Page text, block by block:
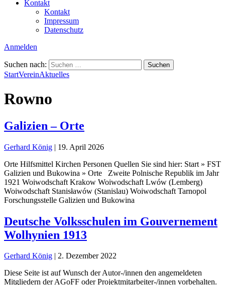
Kontakt
Kontakt
Impressum
Datenschutz
Anmelden
Suchen nach:
StartVereinAktuelles
Rowno
Galizien – Orte
Gerhard König | 19. April 2026
Orte Hilfsmittel Kirchen Personen Quellen Sie sind hier: Start » FST
Galizien und Bukowina » Orte Zweite Polnische Republik im Jahr
1921 Woiwodschaft Krakow Woiwodschaft Lwów (Lemberg)
Woiwodschaft Stanisławów (Stanislau) Woiwodschaft Tarnopol
Forschungsstelle Galizien und Bukowina
Deutsche Volksschulen im Gouvernement
Wolhynien 1913
Gerhard König
2. Dezember 2022
Diese Seite ist auf Wunsch der Autor-/innen den angemeldeten
Mitgliedern der AGoFF oder Projektmitarbeiter-/innen vorbehalten.